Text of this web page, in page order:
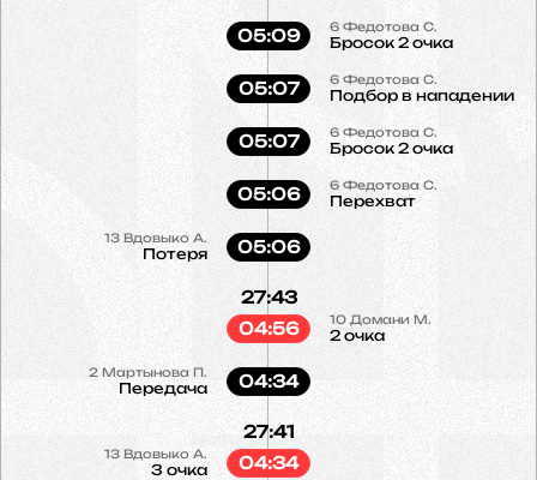
6 Федотова С.
Бросок 2 очка
05:09
6 Федотова С.
Подбор в нападении
05:07
6 Федотова С.
Бросок 2 очка
05:07
6 Федотова С.
Перехват
05:06
13 Вдовыко А.
Потеря 05:06
10 Домани М.
2 очка
27:43
04:56
2Мартынова П.
Передача 04:34
13 Вдовыко А.
3 очка
27:41
04:34